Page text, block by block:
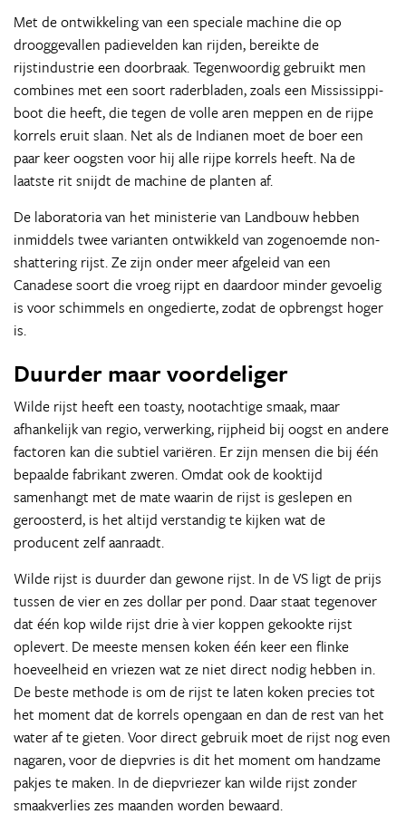
Met de ontwikkeling van een speciale machine die op
drooggevallen padievelden kan rijden, bereikte de
rijstindustrie een doorbraak. Tegenwoordig gebruikt men
combines met een soort raderbladen, zoals een Mississippi-
boot die heeft, die tegen de volle aren meppen en de rijpe
korrels eruit slaan. Net als de Indianen moet de boer een
paar keer oogsten voor hij alle rijpe korrels heeft. Na de
laatste rit snijdt de machine de planten af.
De laboratoria van het ministerie van Landbouw hebben
inmiddels twee varianten ontwikkeld van zogenoemde non-
shattering rijst. Ze zijn onder meer afgeleid van een
Canadese soort die vroeg rijpt en daardoor minder gevoelig
is voor schimmels en ongedierte, zodat de opbrengst hoger
is.
Duurder maar voordeliger
Wilde rijst heeft een toasty, nootachtige smaak, maar
afhankelijk van regio, verwerking, rijpheid bij oogst en andere
factoren kan die subtiel variëren. Er zijn mensen die bij één
bepaalde fabrikant zweren. Omdat ook de kooktijd
samenhangt met de mate waarin de rijst is geslepen en
geroosterd, is het altijd verstandig te kijken wat de
producent zelf aanraadt.
Wilde rijst is duurder dan gewone rijst. In de VS ligt de prijs
tussen de vier en zes dollar per pond. Daar staat tegenover
dat één kop wilde rijst drie à vier koppen gekookte rijst
oplevert. De meeste mensen koken één keer een flinke
hoeveelheid en vriezen wat ze niet direct nodig hebben in.
De beste methode is om de rijst te laten koken precies tot
het moment dat de korrels opengaan en dan de rest van het
water af te gieten. Voor direct gebruik moet de rijst nog even
nagaren, voor de diepvries is dit het moment om handzame
pakjes te maken. In de diepvriezer kan wilde rijst zonder
smaakverlies zes maanden worden bewaard.